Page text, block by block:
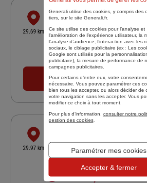
29.69 km
BORNE ASSURANCES
20A BOULEVARD NESSEL
67500 HAGUENAU
4,6/5Note de 4.6 sur 5
(Google) 47 avis
Fermé aujourd'hui
03 88 05 22 85 Voir la
29.97 km
ASSURANCES CASTEROT
18 RUE DU MAIRE ANDRE
67500 HAGUENAU
Note de 4.9 sur 5
(Google) 174 avis
Fermé aujourd'hui
Generali utilise des cookies, y compris des
tiers, sur le site Generali.fr.
Ce site utilise des cookies pour l’analyse et
l'amélioration de l’expérience utilisateur, la
l’analyse d’audience, l’interaction avec les
sociaux, le ciblage publicitaire (ex : Les
Google sont utilisés pour la
publicitaire), la mesure de performance de
campagnes publicitaires.
Pour certains d’entre eux, votre
nécessaire. Vous pouvez paramétrer ces
bien tous les accepter, ou alors décider de
votre navigation sans les accepter. Vous
modifier ce choix à tout moment.
Pour plus d’information, consulter notre
gestion des cookies.
Paramétrer mes cookies
Accepter & fermer